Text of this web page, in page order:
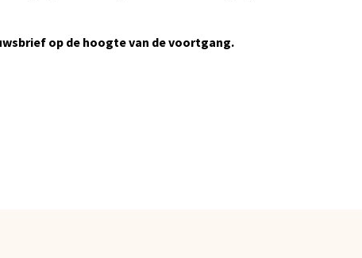
op de hoogte van de voortgang.